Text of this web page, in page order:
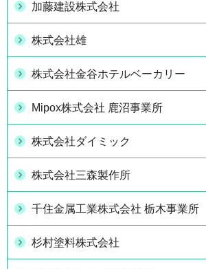
加藤建設株式会社
株式会社雄
株式会社金谷ホテルベーカリー
Mipox株式会社 鹿沼事業所
株式会社ダイミック
株式会社三森製作所
千住金属工業株式会社 栃木事業所
杉村塗料株式会社